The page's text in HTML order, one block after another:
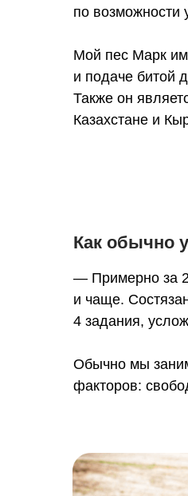
по возможности
Мой пес Марк
и подаче битой
Также он
Казахстане и
Как обычно
— Примерно за 2
и чаще.
4 задания,
Обычно мы
факторов: